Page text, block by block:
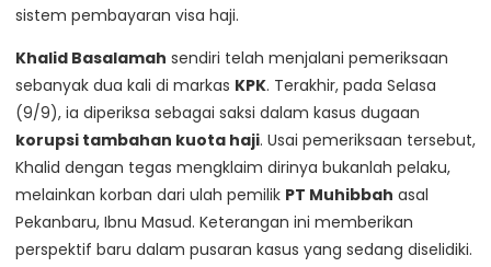
sistem pembayaran visa haji.
Khalid Basalamah sendiri telah menjalani pemeriksaan
sebanyak dua kali di markas KPK. Terakhir, pada Selasa
(9/9), ia diperiksa sebagai saksi dalam kasus dugaan
korupsi tambahan kuota haji. Usai pemeriksaan tersebut,
Khalid dengan tegas mengklaim dirinya bukanlah pelaku,
melainkan korban dari ulah pemilik PT Muhibbah asal
Pekanbaru, Ibnu Masud. Keterangan ini memberikan
perspektif baru dalam pusaran kasus yang sedang diselidiki.